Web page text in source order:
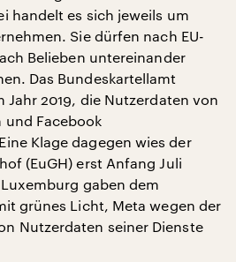
handelt es sich jeweils um
Sie dürfen nach EU-
Belieben untereinander
Das Bundeskartellamt
Jahr 2019, die Nutzerdaten von
und Facebook
Klage dagegen wies der
(EuGH) erst Anfang Juli
gaben dem
grünes Licht, Meta wegen der
Nutzerdaten seiner Dienste